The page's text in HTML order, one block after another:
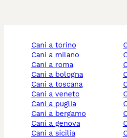
cani a torino
cani a milano
cani a roma
cani a bologna
cani a toscana
cani a veneto
cani a puglia
cani a bergamo
cani a genova
cani a sicilia